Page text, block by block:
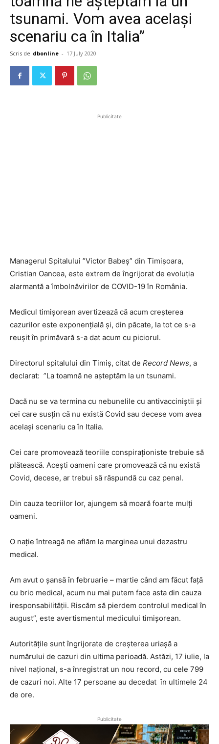
tsunami. Vom avea același
scenariu ca în Italia”
Scris de dbonline - 17 July 2020
Publicitate
Managerul Spitalului ”Victor Babeș” din Timișoara,
Cristian Oancea, este extrem de îngrijorat de evoluția
alarmantă a îmbolnăvirilor de COVID-19 în România.
Medicul timișorean avertizează că acum creșterea
cazurilor este exponențială și, din păcate, la tot ce s-a
reușit în primăvară s-a dat acum cu piciorul.
Directorul spitalului din Timiș, citat de Record News, a
declarat: ”La toamnă ne așteptăm la un tsunami.
Dacă nu se va termina cu nebunelile cu antivacciniștii și
cei care susțin că nu există Covid sau decese vom avea
același scenariu ca în Italia.
Cei care promovează teoriile conspiraționiste trebuie să
plătească. Acești oameni care promovează că nu există
Covid, decese, ar trebui să răspundă cu caz penal.
Din cauza teoriilor lor, ajungem să moară foarte mulți
oameni.
O nație întreagă ne aflăm la marginea unui dezastru
medical.
Am avut o șansă în februarie – martie când am făcut față
cu brio medical, acum nu mai putem face asta din cauza
iresponsabilității. Riscăm să pierdem controlul medical în
august”, este avertismentul medicului timișorean.
Autoritățile sunt îngrijorate de creșterea uriașă a
numărului de cazuri din ultima perioadă. Astăzi, 17 iulie, la
nivel național, s-a înregistrat un nou record, cu cele 799
de cazuri noi. Alte 17 persoane au decedat în ultimele 24
de ore.
Publicitate